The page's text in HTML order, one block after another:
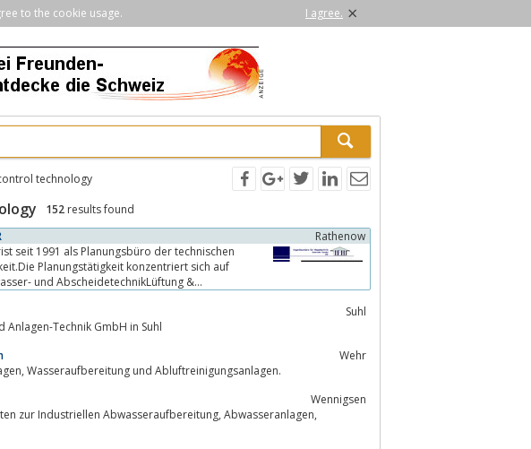
to the cookie usage. I agree. ×
technology
152 results found
Rathenow
seit 1991 als Planungsbüro der technischen
Planungstätigkeit konzentriert sich auf
Suhl
TEC Ausbau-, Umwelt- und Anlagen-Technik GmbH in Suhl
Wehr
Sewec Ozon ist Ihr Spezialist für Ozonerzeugungsanlagen, Wasseraufbereitung und Abluftreinigungsanlagen.
Wennigsen